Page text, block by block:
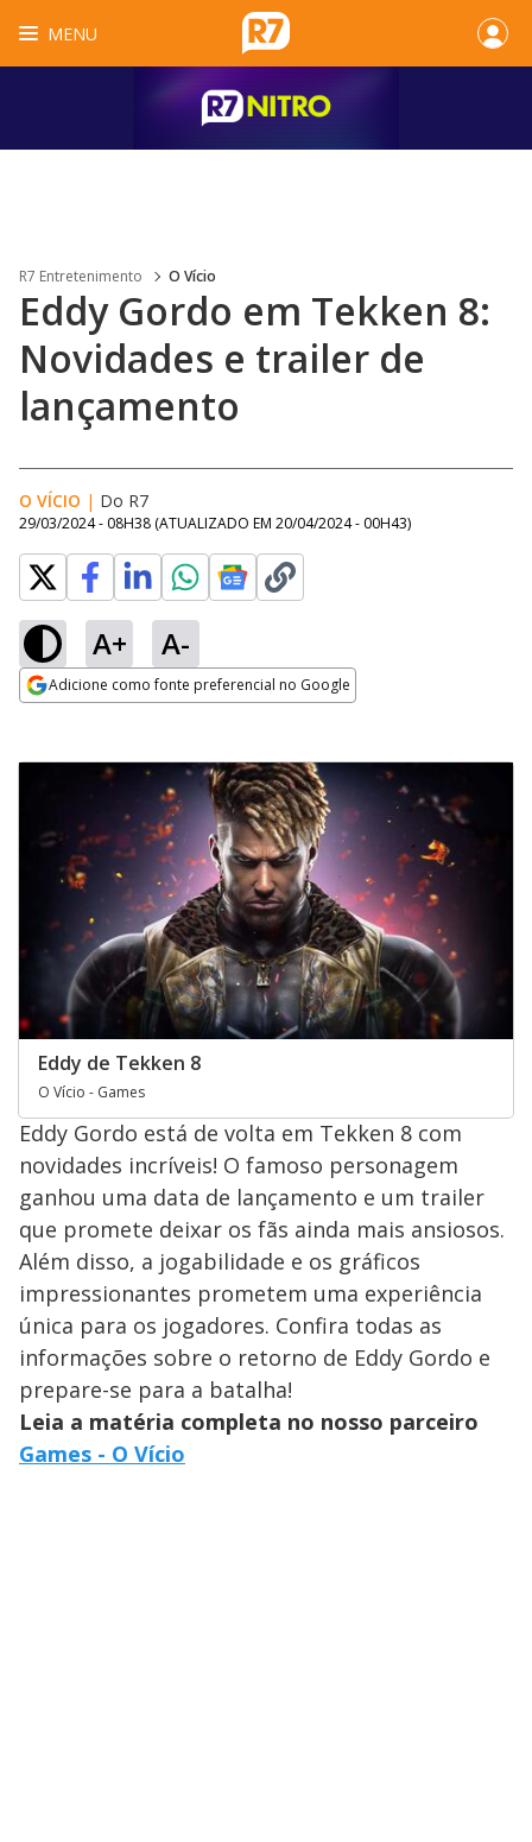
MENU
R7 Entretenimento O Vício
Eddy Gordo em Tekken 8:
Novidades e trailer de
lançamento
O VÍCIO | Do R7
29/03/2024 - 08H38 (ATUALIZADO EM 20/04/2024 - 00H43)
A+ A-
Adicione como fonte preferencial no Google
Eddy de Tekken 8
O Vício - Games
Eddy Gordo está de volta em Tekken 8 com
novidades incríveis! O famoso personagem
ganhou uma data de lançamento e um trailer
que promete deixar os fãs ainda mais ansiosos.
Além disso, a jogabilidade e os gráficos
impressionantes prometem uma experiência
única para os jogadores. Confira todas as
informações sobre o retorno de Eddy Gordo e
prepare-se para a batalha!
Leia a matéria completa no nosso parceiro
Games - O Vício